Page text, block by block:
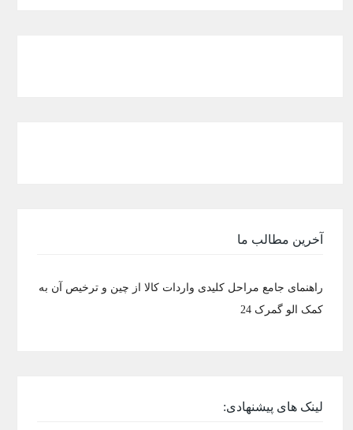
آخرین مطالب ما
راهنمای جامع مراحل کلیدی واردات کالا از چین و ترخیص آن به
کمک الو گمرک 24
لینک های پیشنهادی: